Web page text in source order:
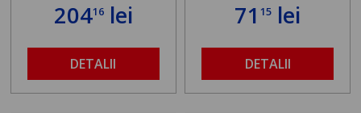
20416lei
DETALII
7115 lei
DETALII